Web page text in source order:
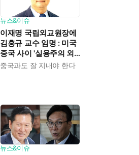
뉴스&이슈
이재명 국립외교원장에
김흥규 교수 임명 : 미국
중국 사이 '실용주의 외
교론' 강조한 인물이다
중국과도 잘 지내야 한다
뉴스&이슈